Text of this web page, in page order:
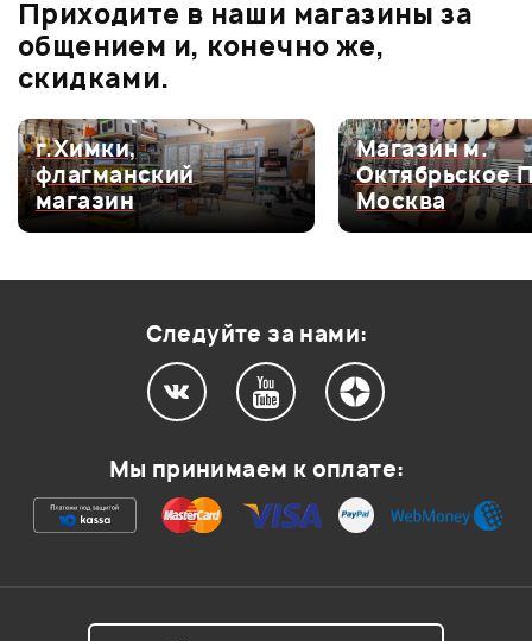
СТОЙКА ПОД
КОМБИК PROEL
EL650
МИКРОФОН SE
ELECTRONICS SE
2200T
BUGERA
INFINIUM
0.0
Оценка5
0
Оценка4
0
Оценка3
0
Ваша оценка:
Приходите в наши магазины за
общением и, конечно же,
скидками.
г.Химки,
флагманский
магазин
Магазин м.
Октябрьское
Москва
Следуйте за нами:
Мы принимаем к оплате: